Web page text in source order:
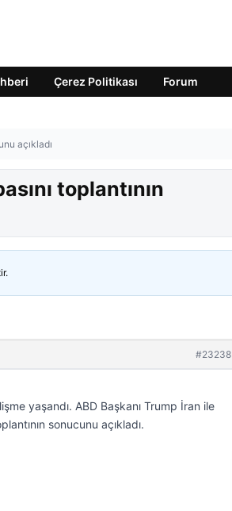
Çerez Politikası Forum
açıkladı
toplantının
#23238
yaşandı. ABD Başkanı Trump İran ile
sonucunu açıkladı.